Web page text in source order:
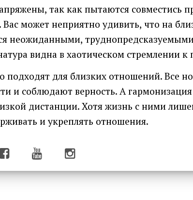
так как пытаются совместись
Вас может неприятно удивить, что на
неожиданными,
видна в хаотическом стремлении к
подходят для близких отношений. Все
и соблюдают верность. А
дистанции. Хотя жизнь с ними
и укреплять отношения.